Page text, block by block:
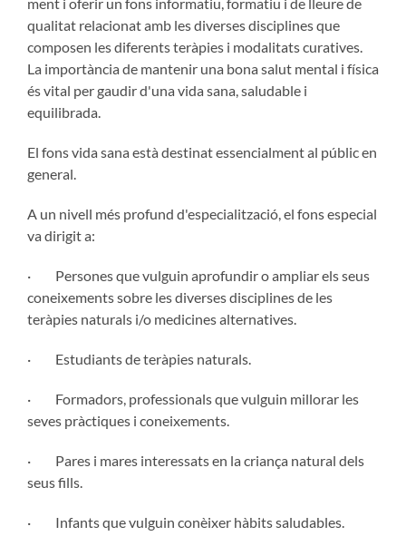
qualitat relacionat amb les diverses disciplines que
composen les diferents teràpies i modalitats curatives.
La importància de mantenir una bona salut mental i física
és vital per gaudir d'una vida sana, saludable i
equilibrada.
El fons vida sana està destinat essencialment al públic en
general.
A un nivell més profund d'especialització, el fons especial
va dirigit a:
· Persones que vulguin aprofundir o ampliar els seus
coneixements sobre les diverses disciplines de les
teràpies naturals i/o medicines alternatives.
· Estudiants de teràpies naturals.
· Formadors, professionals que vulguin millorar les
seves pràctiques i coneixements.
· Pares i mares interessats en la criança natural dels
seus fills.
· Infants que vulguin conèixer hàbits saludables.